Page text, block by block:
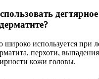
широко используется при
перхоти,
кожи головы.